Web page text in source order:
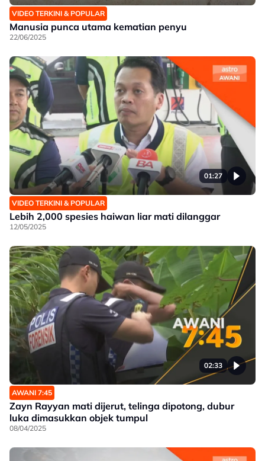
VIDEO TERKINI & POPULAR
Manusia punca utama kematian penyu
22/06/2025
01:27
VIDEO TERKINI & POPULAR
Lebih 2,000 spesies haiwan liar mati dilanggar
12/05/2025
02:33
AWANI 7:45
Zayn Rayyan mati dijerut, telinga dipotong, dubur
luka dimasukkan objek tumpul
08/04/2025